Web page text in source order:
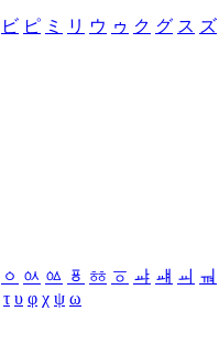
ビ ピ ミ リ ウ ゥ ク グ ス ズ
ㆁ ㆂ ㆃ ㆄ ㆅ ㆆ ㆇ ㆈ ㆉ ㆊ
τ υ φ χ ψ ω